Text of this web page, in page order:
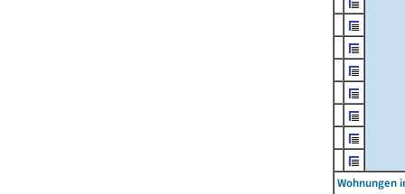
Wohnungen